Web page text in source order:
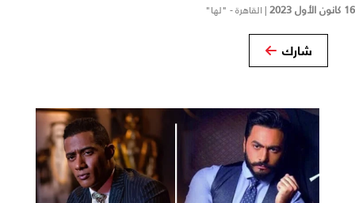
16 كانون الأول 2023 | القاهرة - "لها"
شارك